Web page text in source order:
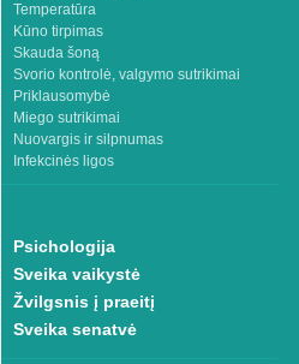
Temperatūra
Kūno tirpimas
Skauda šoną
Svorio kontrolė, valgymo sutrikimai
Priklausomybė
Miego sutrikimai
Nuovargis ir silpnumas
Infekcinės ligos
Psichologija
Sveika vaikystė
Žvilgsnis į praeitį
Sveika senatvė